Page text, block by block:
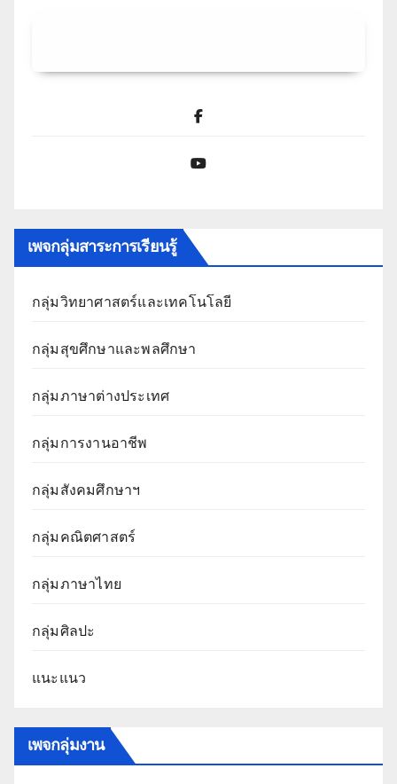
Facebook
YouTube
เพจกลุ่มสาระการเรียนรู้
กลุ่มวิทยาศาสตร์และเทคโนโลยี
กลุ่มสุขศึกษาและพลศึกษา
กลุ่มภาษาต่างประเทศ
กลุ่มการงานอาชีพ
กลุ่มสังคมศึกษาฯ
กลุ่มคณิตศาสตร์
กลุ่มภาษาไทย
กลุ่มศิลปะ
แนะแนว
เพจกลุ่มงาน